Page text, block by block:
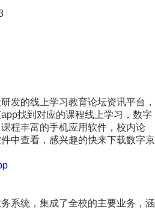
发的线上学习教育论坛资讯平台，
找到对应的课程线上学习，数字
程丰富的手机应用软件，校内论
中查看，感兴趣的快来下载数字京
系统，集成了全校的主要业务，涵